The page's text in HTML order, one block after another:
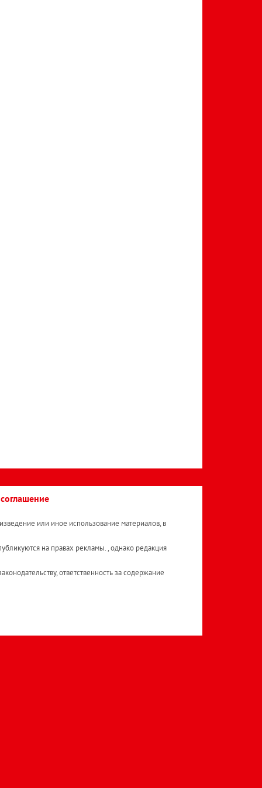
или иное использование материалов, в
на правах рекламы. , однако редакция
ответственность за содержание